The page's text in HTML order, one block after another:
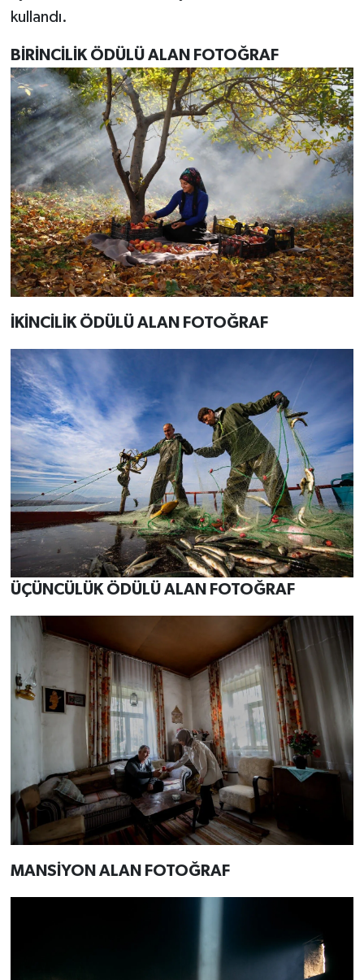
kullandı.
BİRİNCİLİK ÖDÜLÜ ALAN FOTOĞRAF
İKİNCİLİK ÖDÜLÜ ALAN FOTOĞRAF
ÜÇÜNCÜLÜK ÖDÜLÜ ALAN FOTOĞRAF
MANSİYON ALAN FOTOĞRAF